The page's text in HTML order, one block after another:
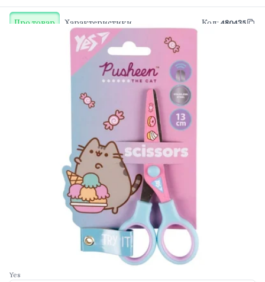
Про товар Характеристики Код: 480435
Yes